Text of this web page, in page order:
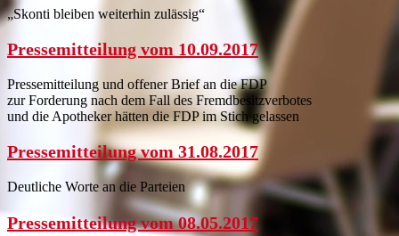
„Skonti bleiben weiterhin zulässig“
Pressemitteilung vom 10.09.2017
Pressemitteilung und offener Brief an die FDP
zur Forderung nach dem Fall des Fremdbesitzverbotes
und die Apotheker hätten die FDP im Stich gelassen
Pressemitteilung vom 31.08.2017
Deutliche Worte an die Parteien
Pressemitteilung vom 08.05.2017